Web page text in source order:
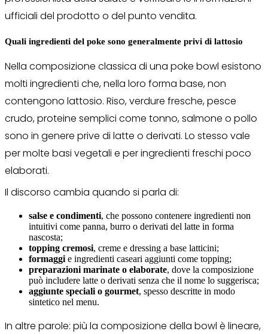
ufficiali del prodotto o del punto vendita.
Quali ingredienti del poke sono generalmente privi di lattosio
Nella composizione classica di una poke bowl esistono
molti ingredienti che, nella loro forma base, non
contengono lattosio. Riso, verdure fresche, pesce
crudo, proteine semplici come tonno, salmone o pollo
sono in genere prive di latte o derivati. Lo stesso vale
per molte basi vegetali e per ingredienti freschi poco
elaborati.
Il discorso cambia quando si parla di:
salse e condimenti, che possono contenere ingredienti non
intuitivi come panna, burro o derivati del latte in forma
nascosta;
topping cremosi, creme e dressing a base latticini;
formaggi e ingredienti caseari aggiunti come topping;
preparazioni marinate o elaborate, dove la composizione
può includere latte o derivati senza che il nome lo suggerisca;
aggiunte speciali o gourmet, spesso descritte in modo
sintetico nel menu.
In altre parole: più la composizione della bowl è lineare,